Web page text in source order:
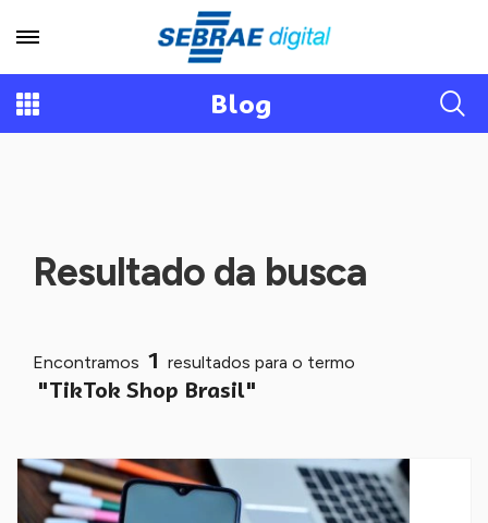
Blog
Resultado da busca
Encontramos 1 resultados para o termo
"TikTok Shop Brasil"